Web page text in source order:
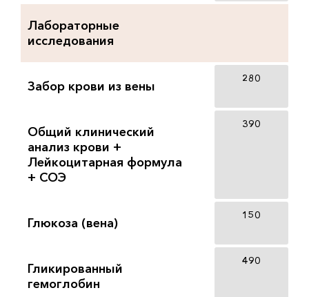
Лабораторные
исследования
Забор крови из вены
280
Общий клинический
анализ крови +
Лейкоцитарная формула
+ СОЭ
390
Глюкоза (вена)
150
Гликированный
гемоглобин
490